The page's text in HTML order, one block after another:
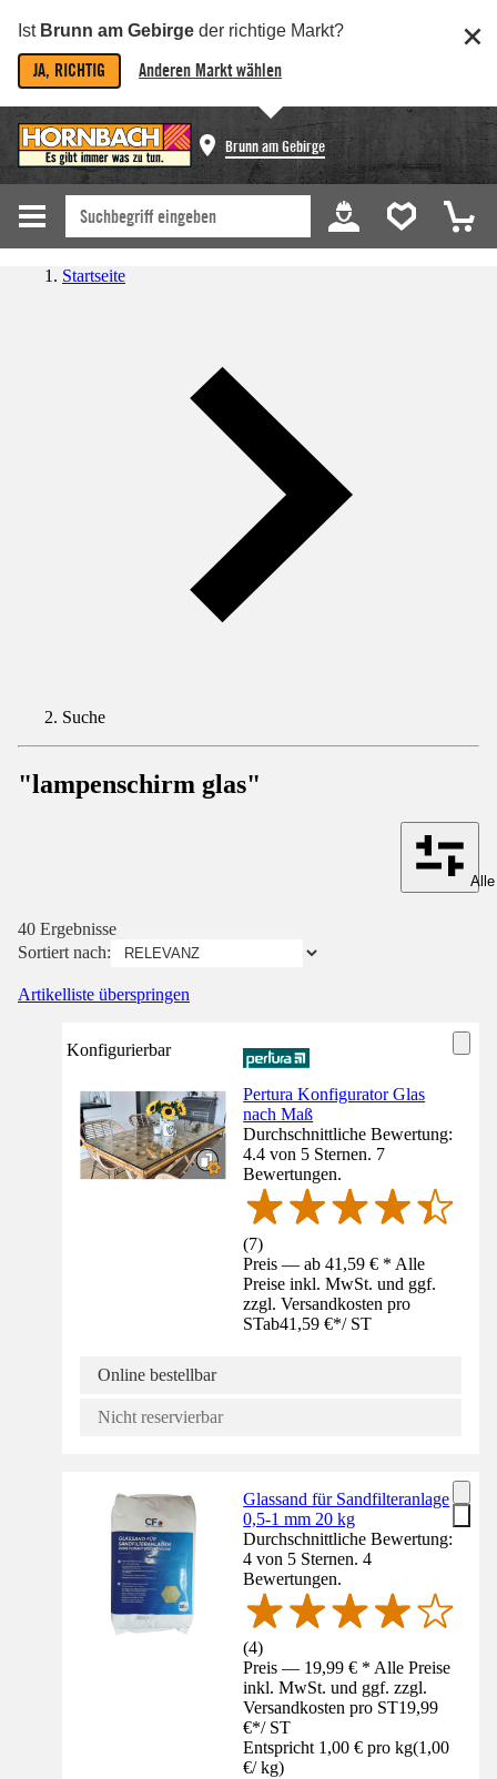
Ist Brunn am Gebirge der richtige Markt?
JA, RICHTIG Anderen Markt wählen
Brunn am Gebirge
Startseite
Suche
"lampenschirm glas"
40 Ergebnisse
Sortiert nach:
Artikelliste überspringen
Konfigurierbar
Pertura Konfigurator Glas
nach Maß
Durchschnittliche Bewertung:
4.4 von 5 Sternen. 7
Bewertungen.
(7)
Preis — ab 41,59 € * Alle
Preise inkl. MwSt. und ggf.
zzgl. Versandkosten pro
STab41,59 €*/ ST
Online bestellbar
Nicht reservierbar
Glassand für Sandfilteranlage
0,5-1 mm 20 kg
Durchschnittliche Bewertung:
4 von 5 Sternen. 4
Bewertungen.
(4)
Preis — 19,99 € * Alle Preise
inkl. MwSt. und ggf. zzgl.
Versandkosten pro ST19,99
€*/ ST
Entspricht 1,00 € pro kg(1,00
€/ kg)